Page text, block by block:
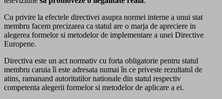
Cu privire la efectele directivei asupra normei interne a unui stat
membru facem precizarea ca statul are o marja de apreciere in
alegerea formelor si metodelor de implementare a unei Directive
Europene.
Directiva este un act normativ cu forta obligatorie pentru statul
membru caruia îi este adresata numai în ce priveste rezultatul de
atins, ramanand autoritatilor nationale din statul respectiv
competenta alegerii formelor si metodelor de aplicare a ei.